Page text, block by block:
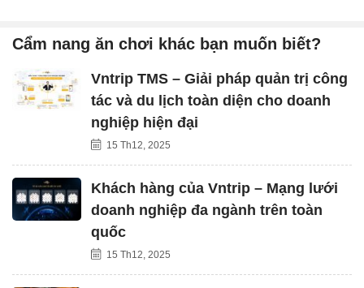
Cẩm nang ăn chơi khác bạn muốn biết?
Vntrip TMS – Giải pháp quản trị công
tác và du lịch toàn diện cho doanh
nghiệp hiện đại
15 Th12, 2025
Khách hàng của Vntrip – Mạng lưới
doanh nghiệp đa ngành trên toàn
quốc
15 Th12, 2025